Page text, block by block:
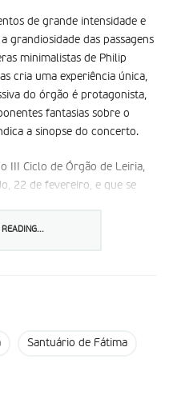
de grande intensidade e
grandiosidade das passagens
minimalistas de Philip
cria uma experiência única,
do órgão é protagonista,
fantasias sobre o
a sinopse do concerto.
III Ciclo de Órgão de Leiria,
22 de fevereiro, e que se
como parceiro desta
READING...
Santuário de Fátima